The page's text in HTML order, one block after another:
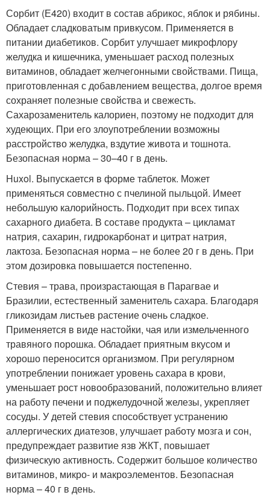
Сорбит (Е420) входит в состав абрикос, яблок и рябины.
Обладает сладковатым привкусом. Применяется в
питании диабетиков. Сорбит улучшает микрофлору
желудка и кишечника, уменьшает расход полезных
витаминов, обладает желчегонными свойствами. Пища,
приготовленная с добавлением вещества, долгое время
сохраняет полезные свойства и свежесть.
Сахарозаменитель калориен, поэтому не подходит для
худеющих. При его злоупотреблении возможны
расстройство желудка, вздутие живота и тошнота.
Безопасная норма – 30–40 г в день.
Huxol. Выпускается в форме таблеток. Может
применяться совместно с пчелиной пыльцой. Имеет
небольшую калорийность. Подходит при всех типах
сахарного диабета. В составе продукта – цикламат
натрия, сахарин, гидрокарбонат и цитрат натрия,
лактоза. Безопасная норма – не более 20 г в день. При
этом дозировка повышается постепенно.
Стевия – трава, произрастающая в Парагвае и
Бразилии, естественный заменитель сахара. Благодаря
гликозидам листьев растение очень сладкое.
Применяется в виде настойки, чая или измельченного
травяного порошка. Обладает приятным вкусом и
хорошо переносится организмом. При регулярном
употреблении понижает уровень сахара в крови,
уменьшает рост новообразований, положительно влияет
на работу печени и поджелудочной железы, укрепляет
сосуды. У детей стевия способствует устранению
аллергических диатезов, улучшает работу мозга и сон,
предупреждает развитие язв ЖКТ, повышает
физическую активность. Содержит большое количество
витаминов, микро- и макроэлементов. Безопасная
норма – 40 г в день.